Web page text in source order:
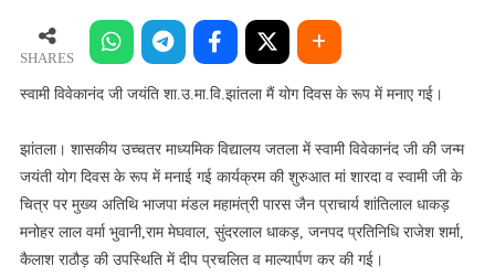
शा.उ.मा.वि.झांतला
के
रूप
में
मनाए
SHARES
स्वामी विवेकानंद जी जयंति शा.उ.मा.वि.झांतला मैं योग दिवस के रूप में मनाए गई।
झांतला। शासकीय उच्चतर माध्यमिक विद्यालय जतला में स्वामी विवेकानंद जी की जन्म
जयंती योग दिवस के रूप में मनाई गई कार्यक्रम की शुरुआत मां शारदा व स्वामी जी के
चित्र पर मुख्य अतिथि भाजपा मंडल महामंत्री पारस जैन प्राचार्य शांतिलाल धाकड़
मनोहर लाल वर्मा भुवानी,राम मेघवाल, सुंदरलाल धाकड़, जनपद प्रतिनिधि राजेश शर्मा,
कैलाश राठौड़ की उपस्थिति में दीप प्रचलित व माल्यार्पण कर की गई।